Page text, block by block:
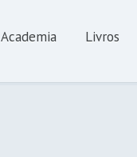
Academia Livros